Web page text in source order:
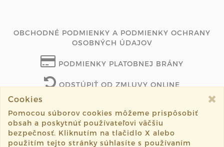
OBCHODNÉ PODMIENKY A PODMIENKY OCHRANY
OSOBNÝCH ÚDAJOV
PODMIENKY PLATOBNEJ BRÁNY
ODSTÚPIŤ OD ZMLUVY ONLINE
©2019 tvoritalubit.sk všetky práva vyhradené.
Vytvorené systémomsashe.sk
Cookies
Pomocou súborov cookies môžeme prispôsobiť
obsah a poskytnúť používateľovi väčšiu
bezpečnosť. Kliknutím na tlačidlo X alebo
použitím tejto stránky súhlasíte s používaním